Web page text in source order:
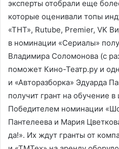
эксперты отобрали еще
которые оценивали топы
«ТНТ», Rutube, Premier, VK
в номинации «Сериалы»
Владимира Соломонова (с
поможет Кино-Театр.ру и
и «Авторазборка» Эдуарда
получит грант на обучение
Победителем номинации
Пантелеева и Мария
да!». Их ждут гранты от